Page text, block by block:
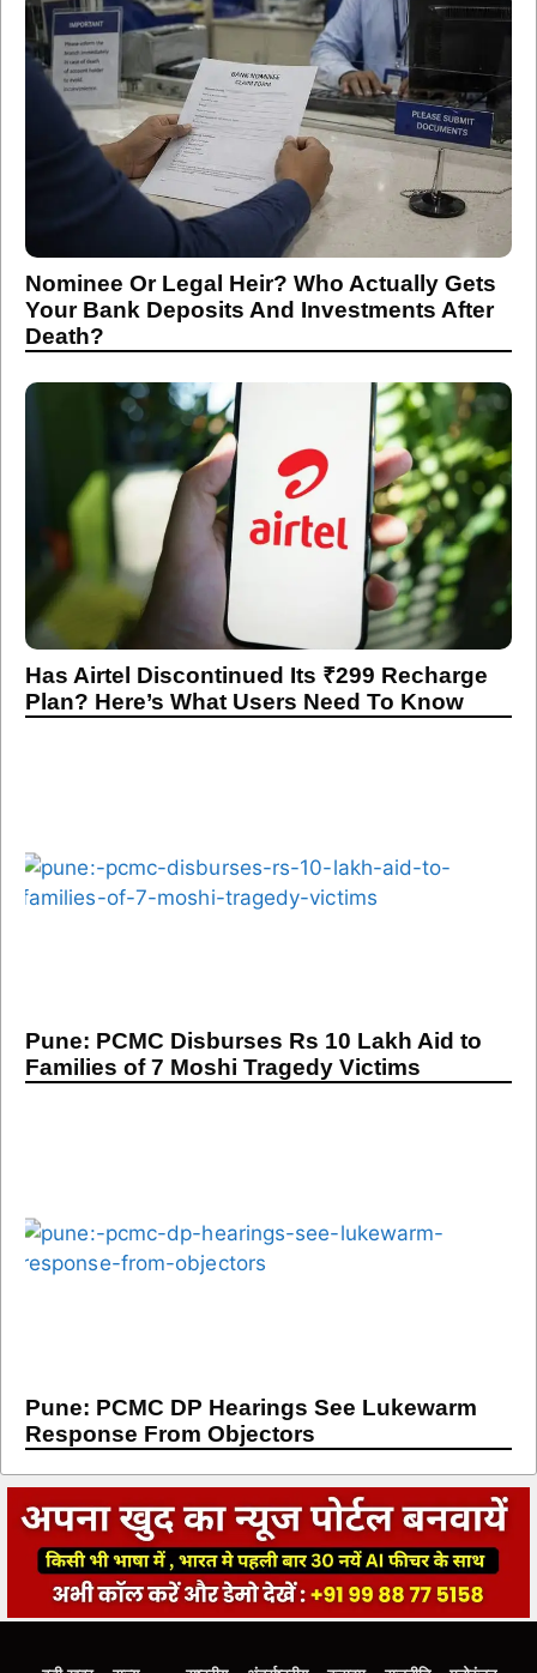
Nominee Or Legal Heir? Who Actually Gets
Your Bank Deposits And Investments After
Death?
Has Airtel Discontinued Its ₹299 Recharge
Plan? Here’s What Users Need To Know
Pune: PCMC Disburses Rs 10 Lakh Aid to
Families of 7 Moshi Tragedy Victims
Pune: PCMC DP Hearings See Lukewarm
Response From Objectors